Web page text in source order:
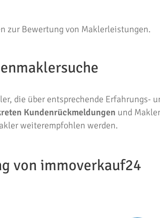
zur Bewertung von Maklerleistungen.
die über entsprechende Erfahrungs-
Kundenrückmeldungen und Makler
weiterempfohlen werden.
von immoverkauf24